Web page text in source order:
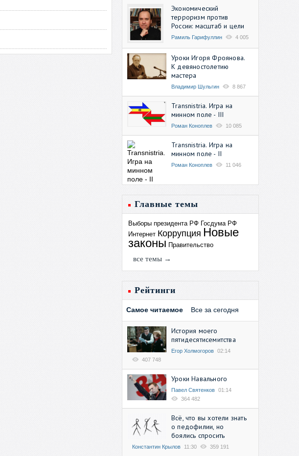
Экономический
терроризм против
России: масштаб и цели
Рамиль Гарифуллин 4 005
Уроки Игоря Фроянова.
К девяностолетию
мастера
Владимир Шульгин 8 867
Transnistria. Игра на
минном поле - III
Роман Коноплев 10 085
Transnistria. Игра на
минном поле - II
Роман Коноплев 11 046
Главные темы
Выборы президента РФ Госдума РФ
Интернет Коррупция Новые
законы Правительство
все темы →
Рейтинги
Самое читаемое Все за сегодня
История моего
пятидесятисемитства
Егор Холмогоров 02:14
407 748
Уроки Навального
Павел Святенков 01:14
364 482
Всё, что вы хотели знать
о педофилии, но
боялись спросить
Константин Крылов 11:30 359 191